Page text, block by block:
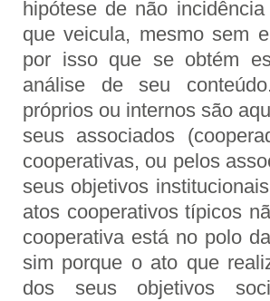
hipótese de não
que veicula, mesmo sem
por isso que se obtém
análise de seu
próprios ou internos são
seus associados
cooperativas, ou pelos
seus objetivos
atos cooperativos típicos
cooperativa está no polo
sim porque o ato que
dos seus objetivos